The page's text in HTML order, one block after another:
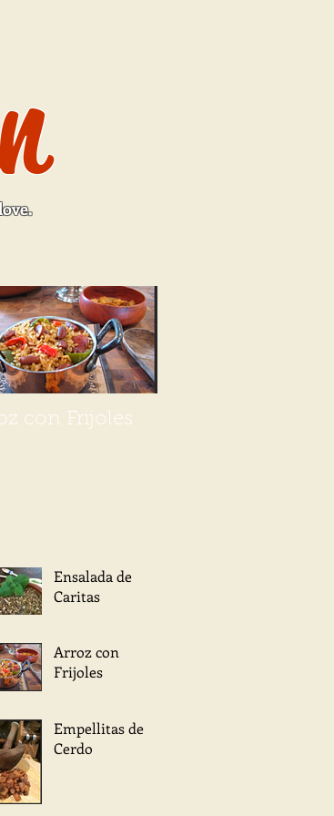
con Frijoles
Ensalada de
Caritas
Arroz con
Frijoles
Empellitas de
Cerdo